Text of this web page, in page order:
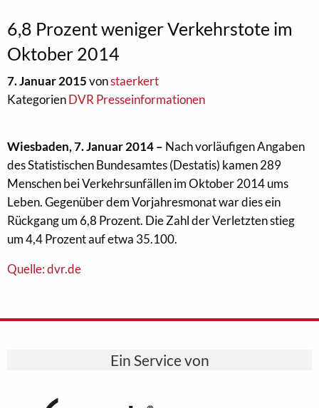
6,8 Prozent weniger Verkehrstote im
Oktober 2014
7. Januar 2015vonstaerkert
KategorienDVR Presseinformationen
Wiesbaden, 7. Januar 2014 – Nach vorläufigen Angaben
des Statistischen Bundesamtes (Destatis) kamen 289
Menschen bei Verkehrsunfällen im Oktober 2014 ums
Leben. Gegenüber dem Vorjahresmonat war dies ein
Rückgang um 6,8 Prozent. Die Zahl der Verletzten stieg
um 4,4 Prozent auf etwa 35.100.
Quelle: dvr.de
Ein Service von